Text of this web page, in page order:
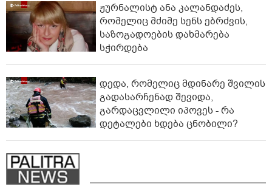
ჟურნალისტ ანა კალანდაძეს,
რომელიც მძიმე სენს ებრძვის,
საზოგადოების დახმარება
სჭირდება
დედა, რომელიც მდინარე შვილის
გადასარჩენად შევიდა,
გარდაცვლილი იპოვეს - რა
დეტალები ხდება ცნობილი?